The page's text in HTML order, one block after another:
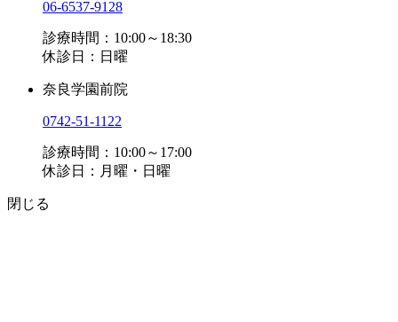
06-6537-9128
診療時間：10:00～18:30
休診日：日曜
奈良学園前院
0742-51-1122
診療時間：10:00～17:00
休診日：月曜・日曜
閉じる